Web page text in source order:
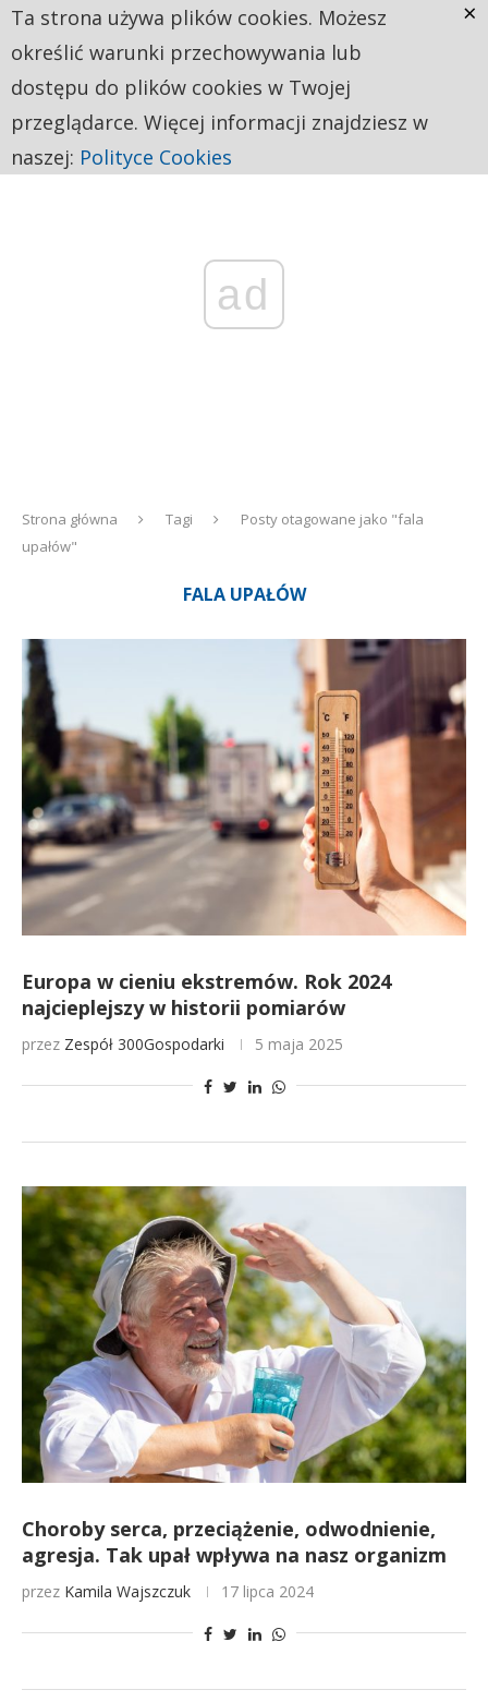
ad
Strona główna Tagi
Posty otagowane jako "fala
upałów"
FALA UPAŁÓW
Europa w cieniu ekstremów. Rok 2024
najcieplejszy w historii pomiarów
przez Zespół 300Gospodarki 5 maja 2025
Choroby serca, przeciążenie, odwodnienie,
agresja. Tak upał wpływa na nasz organizm
przez Kamila Wajszczuk 17 lipca 2024
Ta strona używa plików cookies. Możesz
określić warunki przechowywania lub
dostępu do plików cookies w Twojej
przeglądarce. Więcej informacji znajdziesz w
naszej: Polityce Cookies
×